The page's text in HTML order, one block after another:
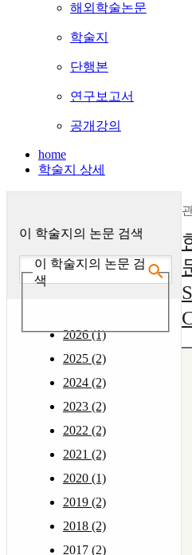
해외학술논문
학술지
단행본
연구보고서
공개강의
home
학술지 상세
이 학술지의 논문 검색
이 학술지의 논문 검
색
2026 (1)
2025 (2)
2024 (2)
2023 (2)
2022 (2)
2021 (2)
2020 (1)
2019 (2)
2018 (2)
2017 (2)